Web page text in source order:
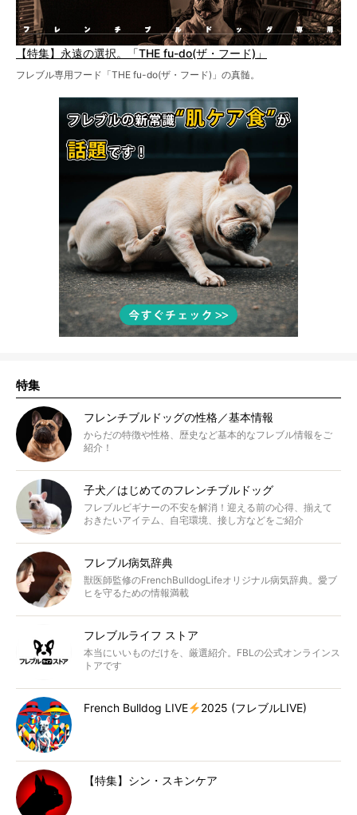
【特集】永遠の選択。「THE fu-do(ザ・フード)」
フレブル専用フード「THE fu-do(ザ・フード)」の真髄。
特集
フレンチブルドッグの性格／基本情報
からだの特徴や性格、歴史など基本的なフレブル情報をご
紹介！
子犬／はじめてのフレンチブルドッグ
フレブルビギナーの不安を解消！迎える前の心得、揃えて
おきたいアイテム、自宅環境、接し方などをご紹介
フレブル病気辞典
獣医師監修のFrenchBulldogLifeオリジナル病気辞典。愛ブ
ヒを守るための情報満載
フレブルライフ ストア
本当にいいものだけを、厳選紹介。FBLの公式オンラインス
トアです
French Bulldog LIVE 2025 (フレブルLIVE)
【特集】シン・スキンケア